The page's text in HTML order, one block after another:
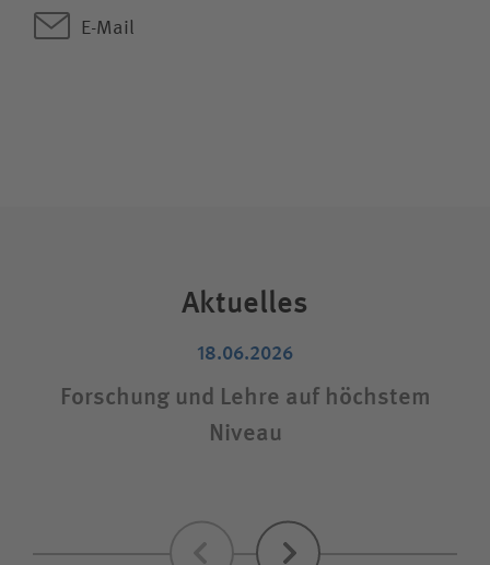
E-Mail
Aktuelles
18.06.2026
Forschung und Lehre auf höchstem
Niveau
Zurück Weiter